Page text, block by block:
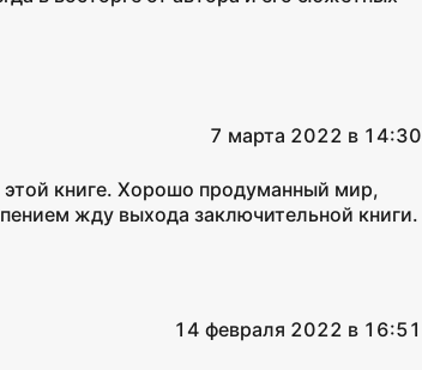
7 марта 2022 в 14:30
книге. Хорошо продуманный мир,
жду выхода заключительной книги.
14 февраля 2022 в 16:51